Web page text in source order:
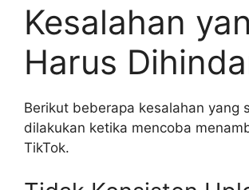
Kesalahan
Harus
Berikut beberapa kesalahan yang
dilakukan ketika mencoba
TikTok.